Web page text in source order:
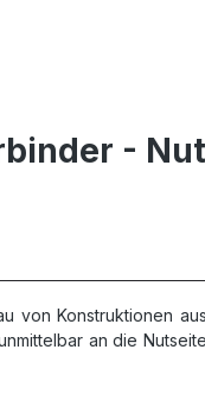
-
von Konstruktionen
an die